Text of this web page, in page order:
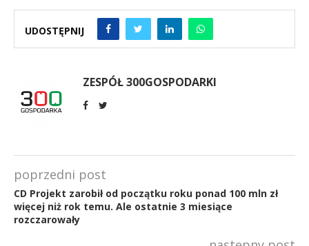
UDOSTĘPNIJ
ZESPÓŁ 300GOSPODARKI
poprzedni post
CD Projekt zarobił od początku roku ponad 100 mln zł
więcej niż rok temu. Ale ostatnie 3 miesiące
rozczarowały